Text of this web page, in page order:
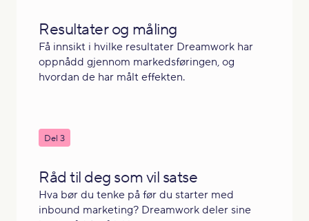
Resultater og måling
Få innsikt i hvilke resultater Dreamwork har
oppnådd gjennom markedsføringen, og
hvordan de har målt effekten.
Del 3
Råd til deg som vil satse
Hva bør du tenke på før du starter med
inbound marketing? Dreamwork deler sine